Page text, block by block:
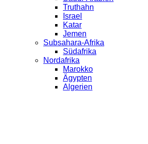
Truthahn
Israel
Katar
Jemen
Subsahara-Afrika
Südafrika
Nordafrika
Marokko
Ägypten
Algerien